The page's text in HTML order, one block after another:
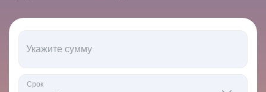
Укажите сумму
Срок